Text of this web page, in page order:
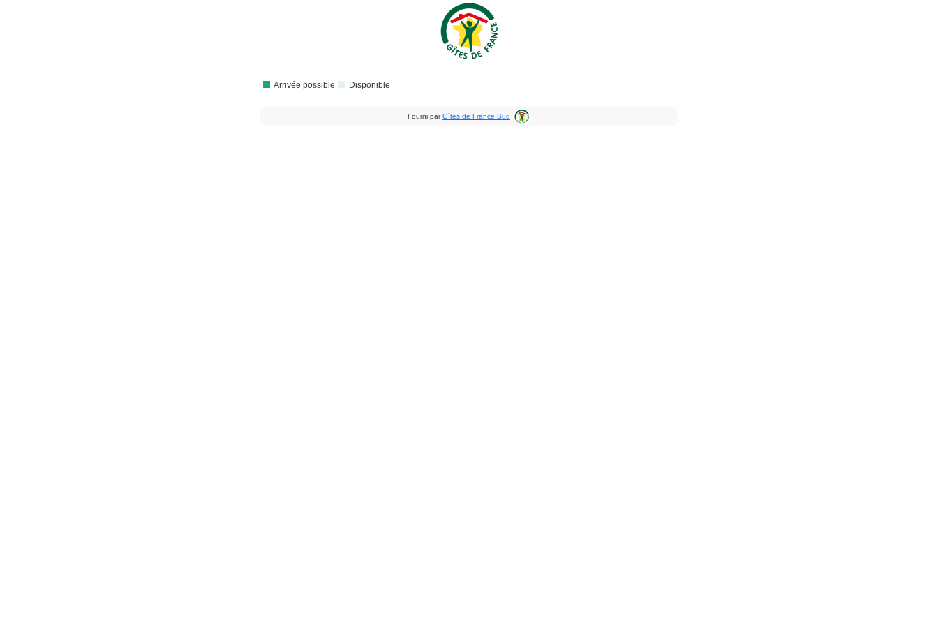
Arrivée possible Disponible
Fourni parGîtes de France Sud